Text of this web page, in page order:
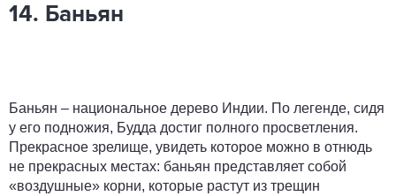
14. Баньян
Баньян – национальное дерево Индии. По легенде, сидя
у его подножия, Будда достиг полного просветления.
Прекрасное зрелище, увидеть которое можно в отнюдь
не прекрасных местах: баньян представляет собой
«воздушные» корни, которые растут из трещин